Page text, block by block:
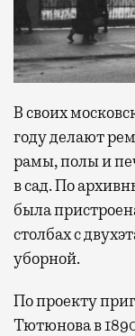
В своих
году делают
рамы, полы и
в сад. По
была
столбах с
уборной.
По проекту
Тютюнова в